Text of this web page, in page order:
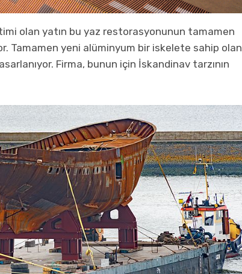
olan yatın bu yaz restorasyonunun tamamen
Tamamen yeni alüminyum bir iskelete sahip olan
Firma, bunun için İskandinav tarzının